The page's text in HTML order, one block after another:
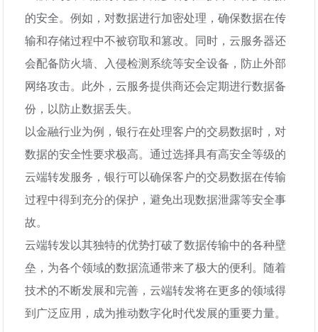
的安全。例如，对数据进行加密处理，确保数据在传
输和存储过程中不被窃取和篡改。同时，云服务器还
会配备防火墙、入侵检测系统等安全设备，防止外部
网络攻击。此外，云服务提供商还会定期进行数据备
份，以防止数据丢失。
以金融行业为例，银行在处理客户的交易数据时，对
数据的安全性要求极高。通过选择具有高安全等级的
云端转发服务，银行可以确保客户的交易数据在传输
过程中得到充分的保护，避免出现数据泄露等安全事
故。
云端转发以其独特的优势打破了数据传输中的各种壁
垒，为各个领域的数据流通带来了极大的便利。随着
技术的不断发展和完善，云端转发将在更多的领域得
到广泛应用，成为推动数字化时代发展的重要力量。